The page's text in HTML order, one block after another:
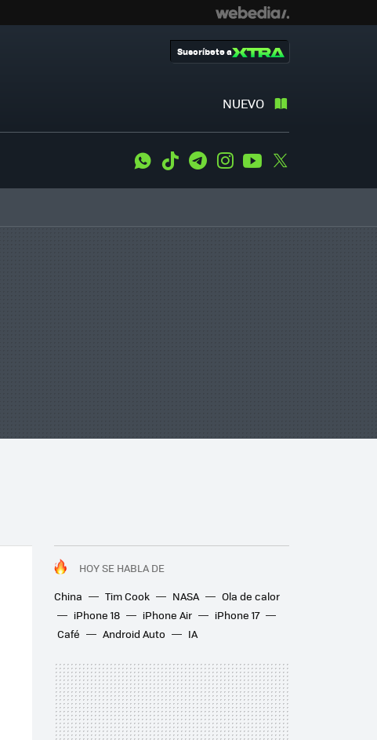
NUEVO
Suscríbete a
WhatsApp
Tiktok TelegramInstagramYoutube
HOY SE HABLA DE
China
Tim Cook NASA
Ola de calor
iPhone 18
iPhone Air
iPhone 17
Café
Android Auto IA